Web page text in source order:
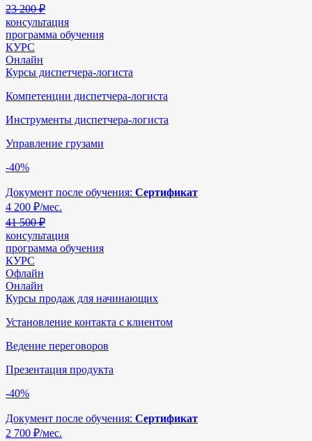
23 200 ₽
консультация
программа обучения
КУРС
Онлайн
Курсы диспетчера-логиста
Компетенции диспетчера-логиста
Инструменты диспетчера-логиста
Управление грузами
-40%
Документ после обучения: Сертификат
4 200 ₽/мес.
41 500 ₽
консультация
программа обучения
КУРС
Офлайн
Онлайн
Курсы продаж для начинающих
Установление контакта с клиентом
Ведение переговоров
Презентация продукта
-40%
Документ после обучения: Сертификат
2 700 ₽/мес.